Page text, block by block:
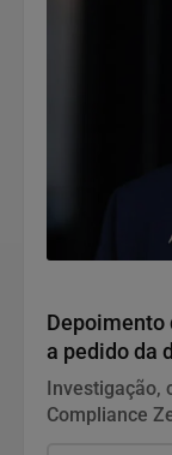
Depoimento
a pedido da
Investigação,
Compliance